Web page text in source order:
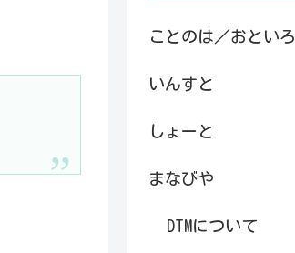
ことのは／おといろ
いんすと
しょーと
まなびや
DTMについて